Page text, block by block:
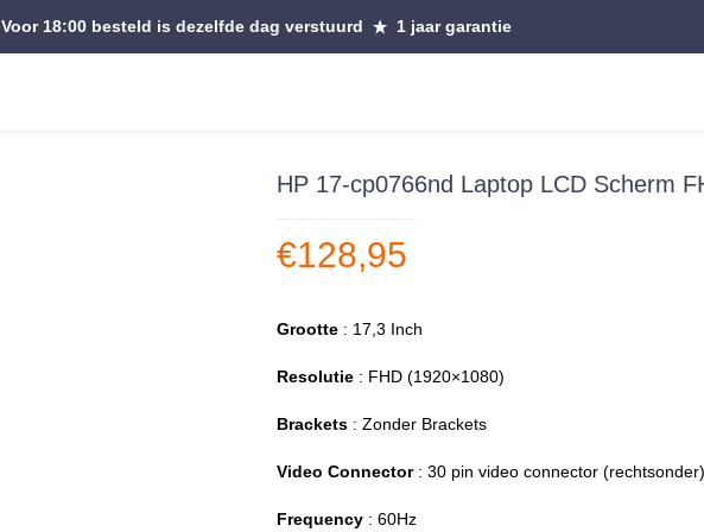
Voor 18:00 besteld is dezelfde dag verstuurd 1 jaar garantie
HP 17-cp0766nd Laptop LCD Scherm
€128,95
Grootte : 17,3 Inch
Resolutie : FHD (1920×1080)
Brackets : Zonder Brackets
Video Connector: 30 pin video connector (rechtsonder)
Frequency : 60Hz